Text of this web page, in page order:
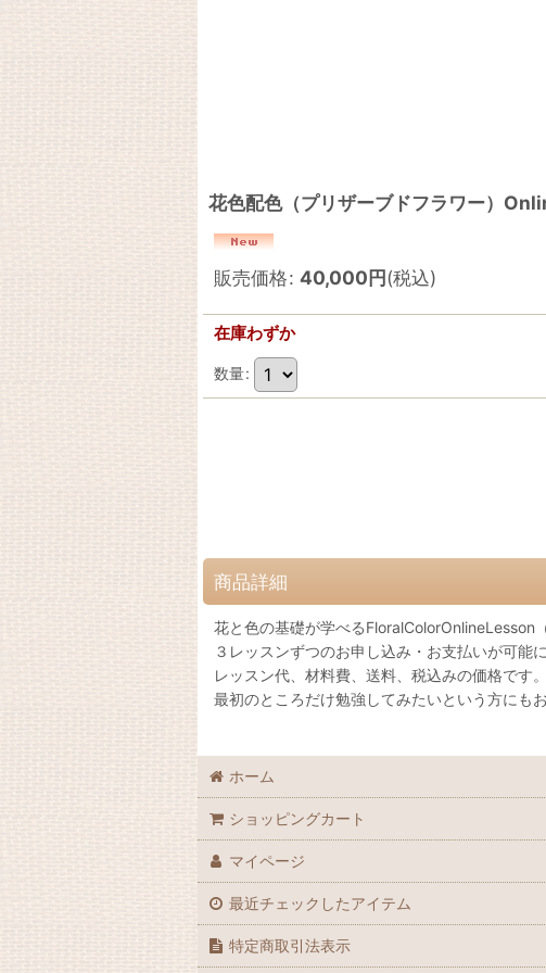
花色配色（プリザーブドフラワー）
販売価格: 40,000円(税込)
在庫わずか
数量:
商品詳細
花と色の基礎が学べるFloralColorOnlineLesson
３レッスンずつのお申し込み・お支払いが可能
レッスン代、材料費、送料、税込みの価格です。
最初のところだけ勉強してみたいという方にもお
ホーム
ショッピングカート
マイページ
最近チェックしたアイテム
特定商取引法表示